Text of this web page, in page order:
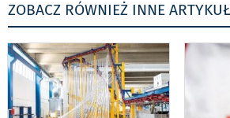
ZOBACZ RÓWNIEŻ INNE